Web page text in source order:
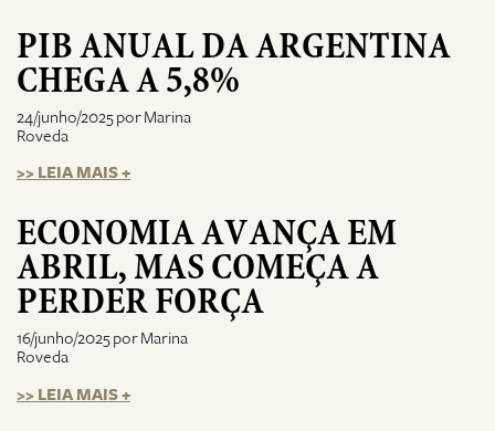
PIB ANUAL DA ARGENTINA
CHEGA A 5,8%
24/junho/2025 por Marina
Roveda
>> LEIA MAIS +
ECONOMIA AVANÇA EM
ABRIL, MAS COMEÇA A
PERDER FORÇA
16/junho/2025 por Marina
Roveda
>> LEIA MAIS +